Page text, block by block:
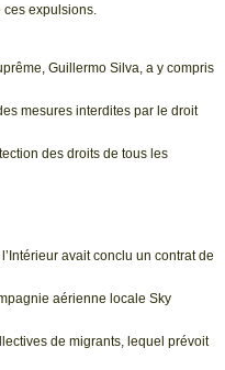
ces expulsions.
Guillermo Silva, a y compris
mesures interdites par le droit
des droits de tous les
avait conclu un contrat de
aérienne locale Sky
de migrants, lequel prévoit